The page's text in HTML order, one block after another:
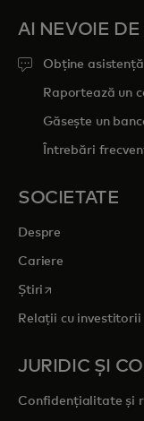
AI NEVOIE DE
Obține asistență
Raportează un
Găsește un
Întrebări
SOCIETATE
Despre
Cariere
Știri opens in a new
Relații cu investitorii
JURIDIC ȘI
Confidențialitate și